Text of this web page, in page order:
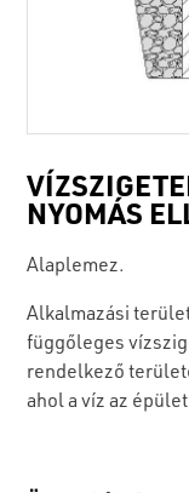
NYOMÁS
Alaplemez.
Alkalmazási
függőleges
rendelkező
ahol a víz az